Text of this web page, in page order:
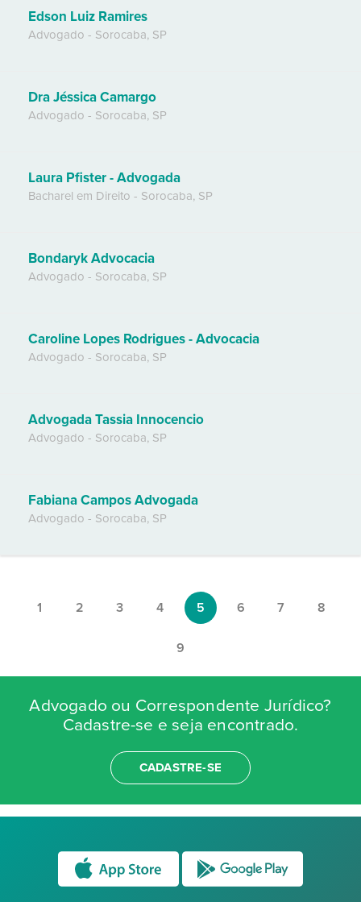
Edson Luiz Ramires
Advogado - Sorocaba, SP
Dra Jéssica Camargo
Advogado - Sorocaba, SP
Laura Pfister - Advogada
Bacharel em Direito - Sorocaba, SP
Bondaryk Advocacia
Advogado - Sorocaba, SP
Caroline Lopes Rodrigues - Advocacia
Advogado - Sorocaba, SP
Advogada Tassia Innocencio
Advogado - Sorocaba, SP
Fabiana Campos Advogada
Advogado - Sorocaba, SP
1 2 3 4 5 6 7 8
9
Advogado ou Correspondente Jurídico?
Cadastre-se e seja encontrado.
CADASTRE-SE